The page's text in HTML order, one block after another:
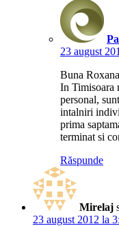
23 august
Buna
In Timisoara
personal,
intalniri
prima
terminat si
Răspunde
Mirelaj
23 august 2012 la